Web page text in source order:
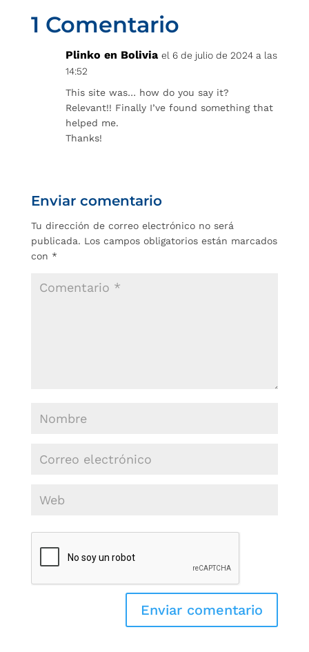
1 Comentario
Plinko en Bolivia el 6 de julio de 2024 a las
14:52
This site was… how do you say it?
Relevant!! Finally I’ve found something that
helped me.
Thanks!
Enviar comentario
Tu dirección de correo electrónico no será
publicada. Los campos obligatorios están marcados
con *